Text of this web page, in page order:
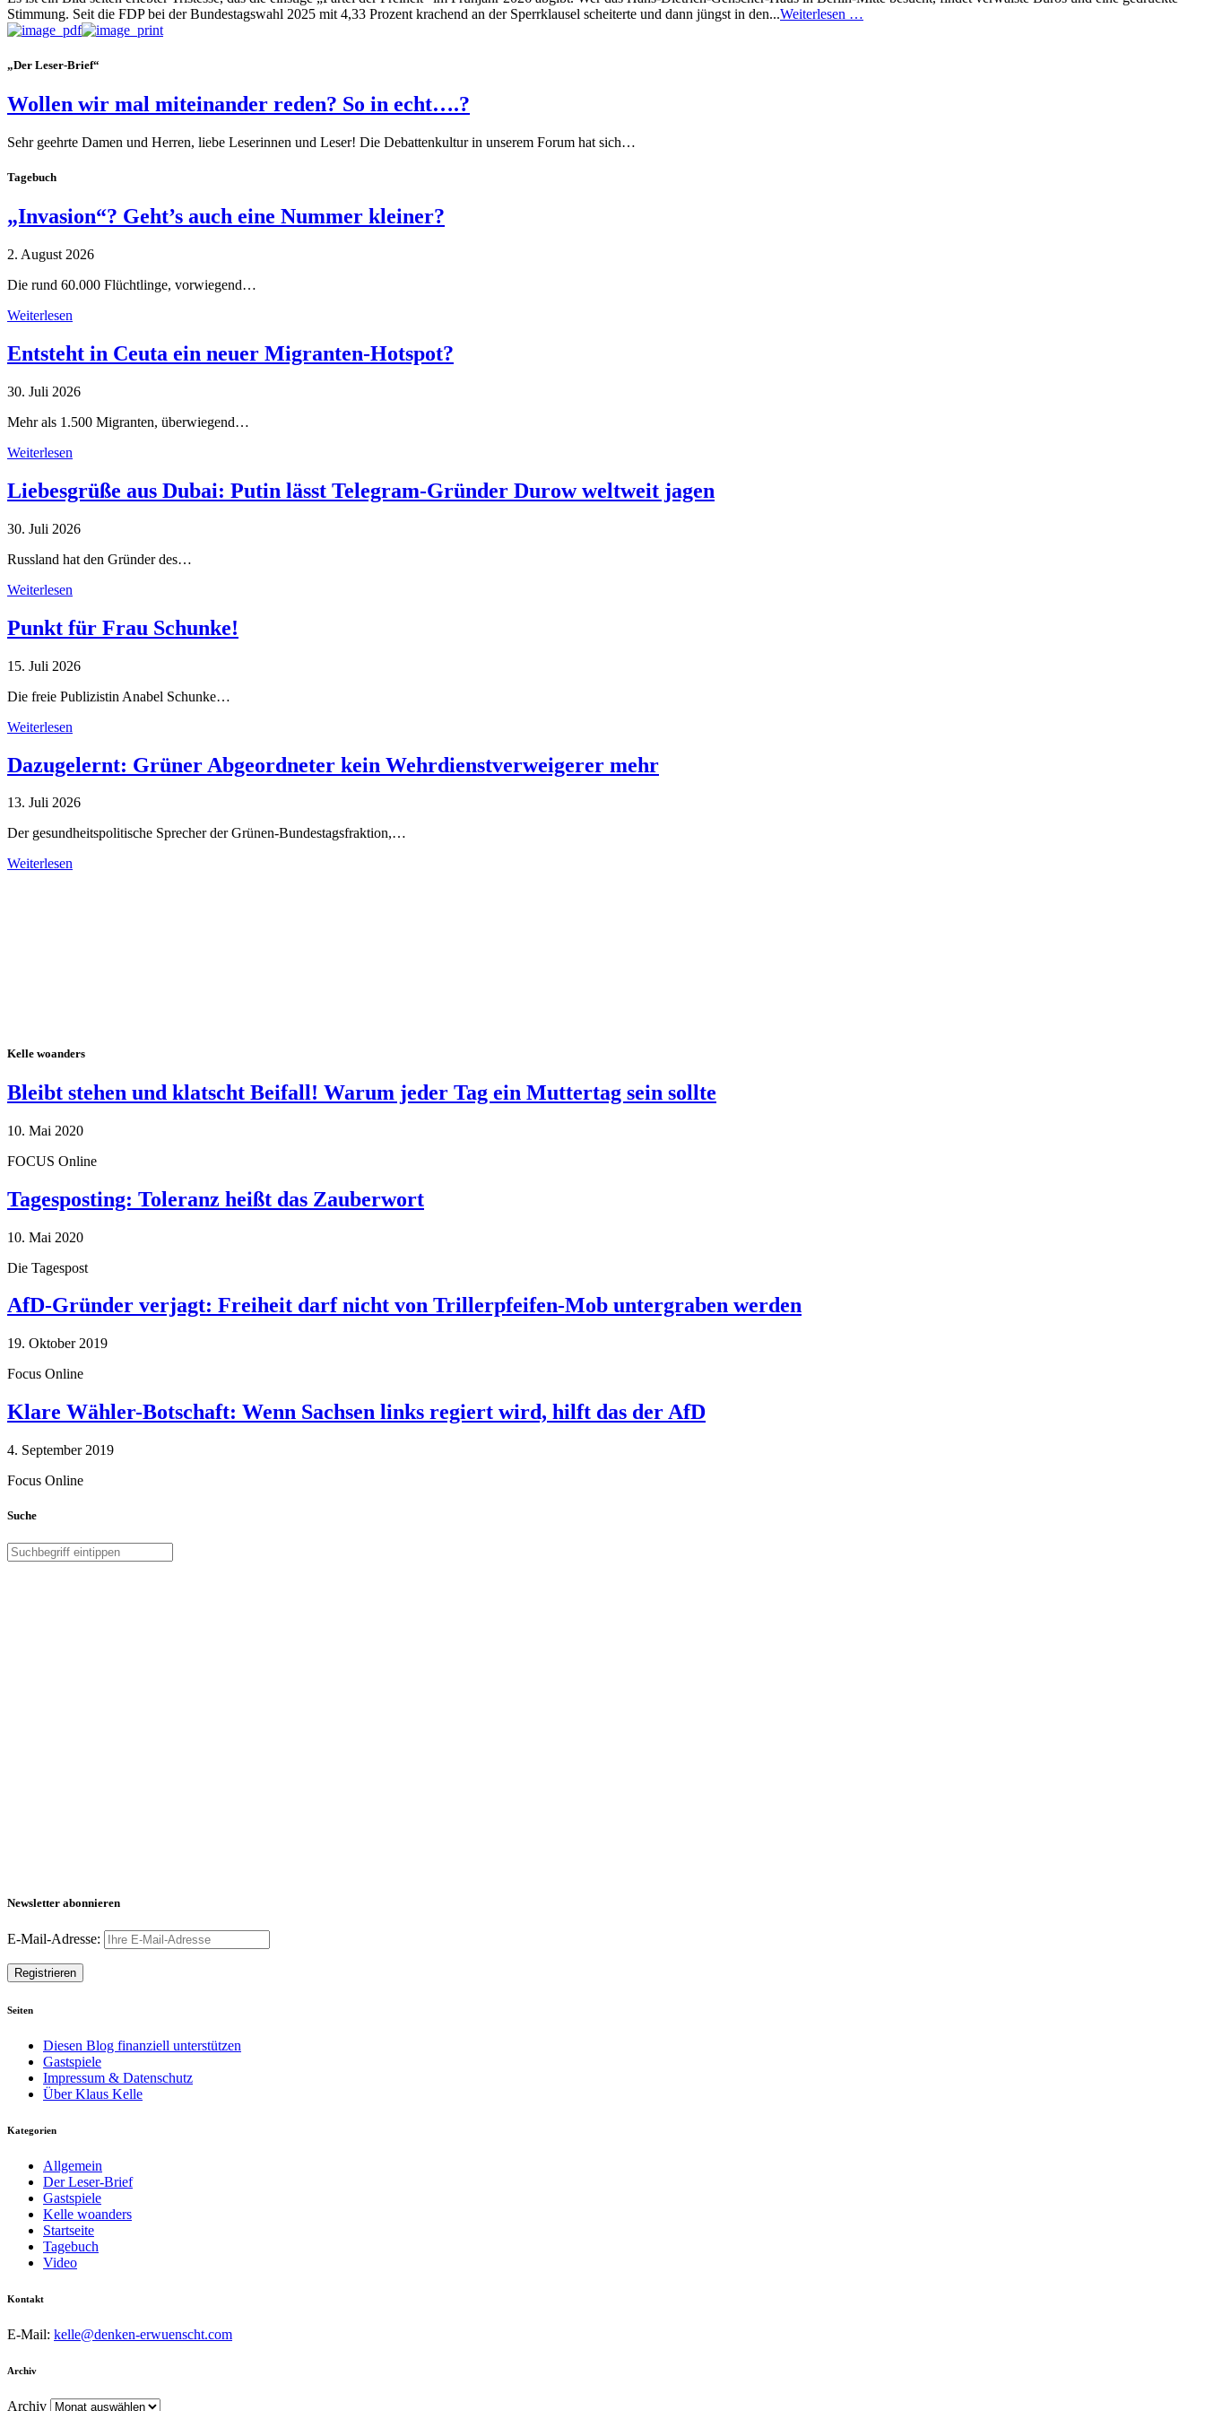
Stimmung. Seit die FDP bei der Bundestagswahl 2025 mit 4,33 Prozent krachend an der Sperrklausel scheiterte und dann jüngst in den...Weiterlesen …
„Der Leser-Brief“
Wollen wir mal miteinander reden? So in echt….?
Sehr geehrte Damen und Herren, liebe Leserinnen und Leser! Die Debattenkultur in unserem Forum hat sich…
Tagebuch
„Invasion“? Geht’s auch eine Nummer kleiner?
2. August 2026
Die rund 60.000 Flüchtlinge, vorwiegend…
Weiterlesen
Entsteht in Ceuta ein neuer Migranten-Hotspot?
30. Juli 2026
Mehr als 1.500 Migranten, überwiegend…
Weiterlesen
Liebesgrüße aus Dubai: Putin lässt Telegram-Gründer Durow weltweit jagen
30. Juli 2026
Russland hat den Gründer des…
Weiterlesen
Punkt für Frau Schunke!
15. Juli 2026
Die freie Publizistin Anabel Schunke…
Weiterlesen
Dazugelernt: Grüner Abgeordneter kein Wehrdienstverweigerer mehr
13. Juli 2026
Der gesundheitspolitische Sprecher der Grünen-Bundestagsfraktion,…
Weiterlesen
Kelle woanders
Bleibt stehen und klatscht Beifall! Warum jeder Tag ein Muttertag sein sollte
10. Mai 2020
FOCUS Online
Tagesposting: Toleranz heißt das Zauberwort
10. Mai 2020
Die Tagespost
AfD-Gründer verjagt: Freiheit darf nicht von Trillerpfeifen-Mob untergraben werden
19. Oktober 2019
Focus Online
Klare Wähler-Botschaft: Wenn Sachsen links regiert wird, hilft das der AfD
4. September 2019
Focus Online
Suche
Newsletter abonnieren
E-Mail-Adresse:
Seiten
Diesen Blog finanziell unterstützen
Gastspiele
Impressum & Datenschutz
Über Klaus Kelle
Kategorien
Allgemein
Der Leser-Brief
Gastspiele
Kelle woanders
Startseite
Tagebuch
Video
Kontakt
E-Mail: kelle@denken-erwuenscht.com
Archiv
Archiv